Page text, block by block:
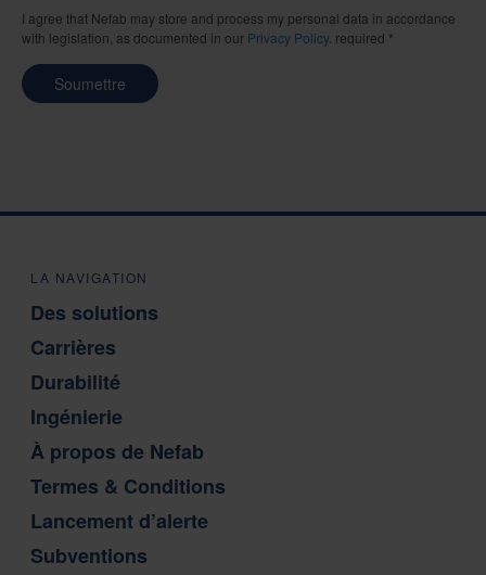
I agree that Nefab may store and process my personal data in accordance
with legislation, as documented in our Privacy Policy. required *
Soumettre
LA NAVIGATION
Des solutions
Carrières
Durabilité
Ingénierie
À propos de Nefab
Termes & Conditions
Lancement d’alerte
Subventions